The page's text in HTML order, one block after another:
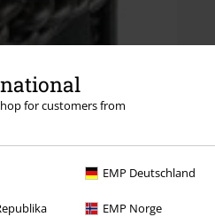
for customers from
EMP Deutschland
EMP Norge